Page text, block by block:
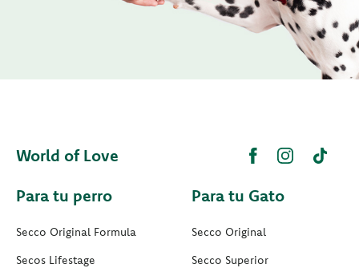
World of Love
Para tu perro
Secco Original Formula
Secos Lifestage
Para tu Gato
Secco Original
Secco Superior